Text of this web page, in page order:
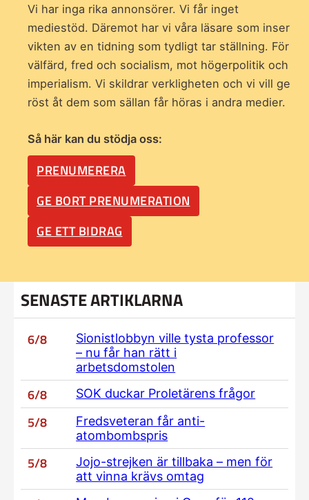
Vi har inga rika annonsörer. Vi får inget
mediestöd. Däremot har vi våra läsare som inser
vikten av en tidning som tydligt tar ställning. För
välfärd, fred och socialism, mot högerpolitik och
imperialism. Vi skildrar verkligheten och vi vill ge
röst åt dem som sällan får höras i andra medier.
Så här kan du stödja oss:
PRENUMERERA
GE BORT PRENUMERATION
GE ETT BIDRAG
SENASTE ARTIKLARNA
6/8
Sionistlobbyn ville tysta professor
– nu får han rätt i
arbetsdomstolen
6/8 SOK duckar Proletärens frågor
5/8
Fredsveteran får anti-
atombombspris
5/8
Jojo-strejken är tillbaka – men för
att vinna krävs omtag